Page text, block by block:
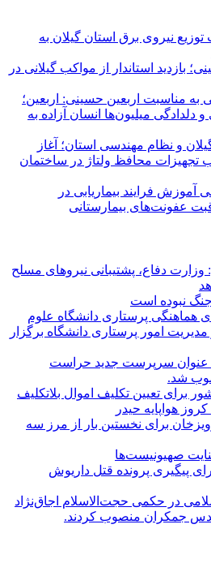
نیروی برق استان گیلان به
بازدید استاندار از مواکب گیلانی در
به مناسبت اربعین حسینی: اربعین؛
دلدادگی میلیون‌ها انسان آزاده به
و نظام مهندسی استان؛ آغاز
تجهیزات محافظ ولتاژ در ساختمان
آموزش فرایند بیماریابی در
عفونت‌های بیمارستانی
دفاع، پشتیبانی نیرو‌های مسلح
جنگ نبوده است
پرستاری دانشگاه علوم
امور پرستاری دانشگاه برگزار
عنوان سرپرست جدید حراست
شد.
برای تعیین تکلیف اموال بلاتکلیف
هواپایه حیدر
برای نخستین بار از مرز سه
پیگیری پرونده قتل داریوش
در حکمی حجت‌الاسلام اجاق‌نژاد
جمکران منصوب کردند.